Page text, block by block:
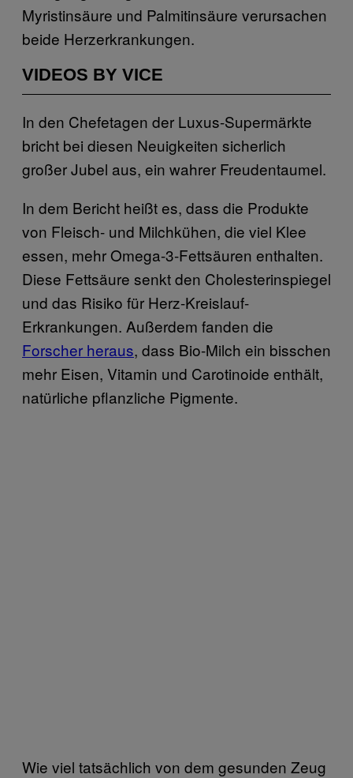
Myristinsäure und Palmitinsäure verursachen
beide Herzerkrankungen.
VIDEOS BY VICE
In den Chefetagen der Luxus-Supermärkte
bricht bei diesen Neuigkeiten sicherlich
großer Jubel aus, ein wahrer Freudentaumel.
In dem Bericht heißt es, dass die Produkte
von Fleisch- und Milchkühen, die viel Klee
essen, mehr Omega-3-Fettsäuren enthalten.
Diese Fettsäure senkt den Cholesterinspiegel
und das Risiko für Herz-Kreislauf-
Erkrankungen. Außerdem fanden die
Forscher heraus, dass Bio-Milch ein bisschen
mehr Eisen, Vitamin und Carotinoide enthält,
natürliche pflanzliche Pigmente.
Wie viel tatsächlich von dem gesunden Zeug